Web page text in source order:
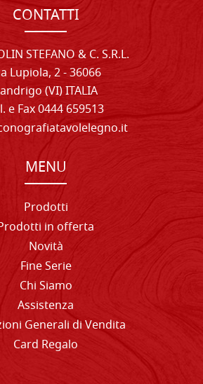
CONTATTI
STEFANO & C. S.R.L.
Lupiola, 2 - 36066
(VI) ITALIA
e Fax 0444 659513
MENU
Prodotti
in offerta
Novità
Fine Serie
Chi Siamo
Assistenza
Generali di Vendita
Card Regalo